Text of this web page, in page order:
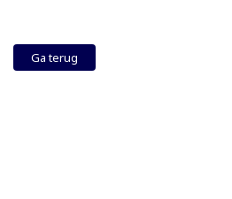
Ga terug